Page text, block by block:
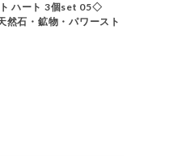
ハート 3個set 05◇
石・鉱物・パワースト